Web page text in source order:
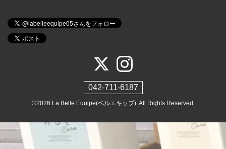
042-711-6187
©2026 La Belle Equipe(ベルエキップ). All Rights Reserved.